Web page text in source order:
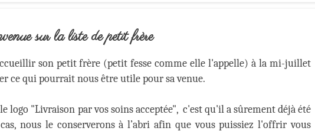
sur la liste de petit frère
son petit frère (petit fesse comme elle l'appelle) à la mi-juillet
ce qui pourrait nous être utile pour sa venue.
logo "Livraison par vos soins acceptée", c'est qu'il a sûrement déjà été
nous le conserverons à l’abri afin que vous puissiez l'offrir vous